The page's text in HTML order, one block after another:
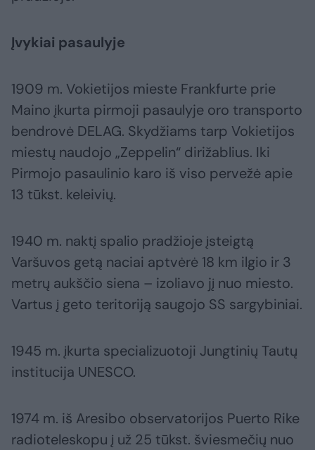
Įvykiai pasaulyje
1909 m. Vokietijos mieste Frankfurte prie
Maino įkurta pirmoji pasaulyje oro transporto
bendrovė DELAG. Skydžiams tarp Vokietijos
miestų naudojo „Zeppelin“ dirižablius. Iki
Pirmojo pasaulinio karo iš viso pervežė apie
13 tūkst. keleivių.
1940 m. naktį spalio pradžioje įsteigtą
Varšuvos getą naciai aptvėrė 18 km ilgio ir 3
metrų aukščio siena – izoliavo jį nuo miesto.
Vartus į geto teritoriją saugojo SS sargybiniai.
1945 m. įkurta specializuotoji Jungtinių Tautų
institucija UNESCO.
1974 m. iš Aresibo observatorijos Puerto Rike
radioteleskopu į už 25 tūkst. šviesmečių nuo